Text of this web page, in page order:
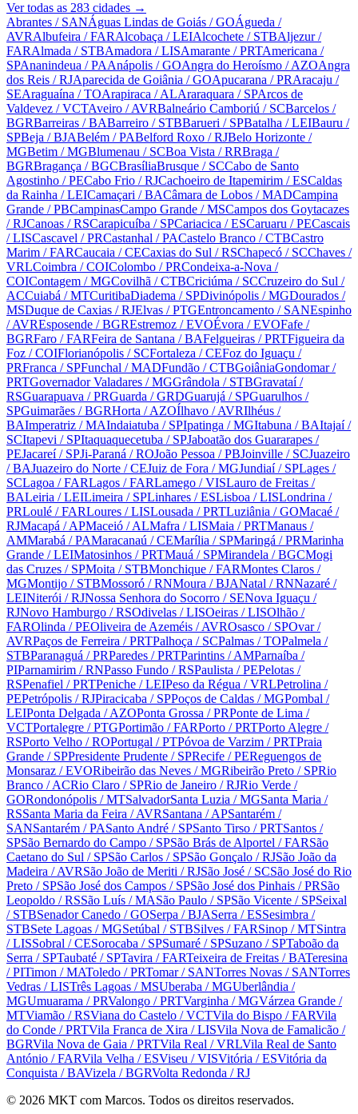
Ver todas as 283 cidades →
Abrantes / SANÁguas Lindas de Goiás / GOÁgueda /
AVRAlbufeira / FARAlcobaça / LEIAlcochete / STBAljezur/
FARAlmada / STBAmadora / LISAmarante / PRTAmericana /
SPAnanindeua / PAAnápolis / GOAngra do Heroísmo / AZOAngra
dos Reis / RJAparecida de Goiânia / GOApucarana / PRAracaju /
SEAraguaína / TOArapiraca / ALAraraquara / SPArcos de
Valdevez / VCTAveiro / AVRBalneário Camboriú / SCBarcelos /
BGRBarreiras / BABarreiro / STBBarueri / SPBatalha / LEIBauru /
SPBeja / BJABelém / PABelford Roxo / RJBelo Horizonte /
MGBetim / MGBlumenau / SCBoa Vista / RRBraga /
BGRBragança / BGCBrasíliaBrusque / SCCabo de Santo
Agostinho / PECabo Frio / RJCachoeiro de Itapemirim / ESCaldas
da Rainha / LEICamaçari / BACâmara de Lobos / MADCampina
Grande / PBCampinasCampo Grande / MSCampos dos Goytacazes
/ RJCanoas / RSCarapicuíba / SPCariacica / ESCaruaru / PECascais
/ LISCascavel / PRCastanhal / PACastelo Branco / CTBCastro
Marim / FARCaucaia / CECaxias do Sul / RSChapecó / SCChaves /
VRLCoimbra / COIColombo / PRCondeixa-a-Nova /
COIContagem / MGCovilhã / CTBCriciúma / SCCruzeiro do Sul /
ACCuiabá / MTCuritibaDiadema / SPDivinópolis / MGDourados /
MSDuque de Caxias / RJElvas / PTGEntroncamento / SANEspinho
/ AVREsposende / BGREstremoz / EVOÉvora / EVOFafe /
BGRFaro / FARFeira de Santana / BAFelgueiras / PRTFigueira da
Foz / COIFlorianópolis / SCFortaleza / CEFoz do Iguaçu /
PRFranca / SPFunchal / MADFundão / CTBGoiâniaGondomar/
PRTGovernador Valadares / MGGrândola / STBGravataí/
RSGuarapuava / PRGuarda / GRDGuarujá / SPGuarulhos /
SPGuimarães / BGRHorta / AZOÍlhavo / AVRIlhéus /
BAImperatriz / MAIndaiatuba / SPIpatinga / MGItabuna / BAItajaí/
SCItapevi / SPItaquaquecetuba / SPJaboatão dos Guararapes /
PEJacareí/ SPJi-Paraná / ROJoão Pessoa / PBJoinville / SCJuazeiro
/ BAJuazeiro do Norte / CEJuiz de Fora / MGJundiaí/ SPLages /
SCLagoa / FARLagos / FARLamego / VISLauro de Freitas /
BALeiria / LEILimeira / SPLinhares / ESLisboa / LISLondrina /
PRLoulé / FARLoures / LISLousada / PRTLuziânia / GOMacaé /
RJMacapá / APMaceió / ALMafra / LISMaia / PRTManaus /
AMMarabá / PAMaracanaú / CEMarília / SPMaringá / PRMarinha
Grande / LEIMatosinhos / PRTMauá / SPMirandela / BGCMogi
das Cruzes / SPMoita / STBMonchique / FARMontes Claros /
MGMontijo / STBMossoró / RNMoura / BJANatal / RNNazaré /
LEINiterói / RJNossa Senhora do Socorro / SENova Iguaçu /
RJNovo Hamburgo / RSOdivelas / LISOeiras / LISOlhão /
FAROlinda / PEOliveira de Azeméis / AVROsasco / SPOvar/
AVRPaços de Ferreira / PRTPalhoça / SCPalmas / TOPalmela /
STBParanaguá / PRParedes / PRTParintins / AMParnaíba /
PIParnamirim / RNPasso Fundo / RSPaulista / PEPelotas /
RSPenafiel / PRTPeniche / LEIPeso da Régua / VRLPetrolina /
PEPetrópolis / RJPiracicaba / SPPoços de Caldas / MGPombal /
LEIPonta Delgada / AZOPonta Grossa / PRPonte de Lima /
VCTPortalegre / PTGPortimão / FARPorto / PRTPorto Alegre /
RSPorto Velho / ROPortugal / PTPóvoa de Varzim / PRTPraia
Grande / SPPresidente Prudente / SPRecife / PEReguengos de
Monsaraz / EVORibeirão das Neves / MGRibeirão Preto / SPRio
Branco / ACRio Claro / SPRio de Janeiro / RJRio Verde /
GORondonópolis / MTSalvadorSanta Luzia / MGSanta Maria /
RSSanta Maria da Feira / AVRSantana / APSantarém /
SANSantarém / PASanto André / SPSanto Tirso / PRTSantos /
SPSão Bernardo do Campo / SPSão Brás de Alportel / FARSão
Caetano do Sul / SPSão Carlos / SPSão Gonçalo / RJSão João da
Madeira / AVRSão João de Meriti / RJSão José / SCSão José do Rio
Preto / SPSão José dos Campos / SPSão José dos Pinhais / PRSão
Leopoldo / RSSão Luís / MASão Paulo / SPSão Vicente / SPSeixal
/ STBSenador Canedo / GOSerpa / BJASerra / ESSesimbra /
STBSete Lagoas / MGSetúbal / STBSilves / FARSinop / MTSintra
/ LISSobral / CESorocaba / SPSumaré / SPSuzano / SPTaboão da
Serra / SPTaubaté / SPTavira / FARTeixeira de Freitas / BATeresina
/ PITimon / MAToledo / PRTomar/ SANTorres Novas / SANTorres
Vedras / LISTrês Lagoas / MSUberaba / MGUberlândia /
MGUmuarama / PRValongo / PRTVarginha / MGVárzea Grande /
MTViamão / RSViana do Castelo / VCTVila do Bispo / FARVila
do Conde / PRTVila Franca de Xira / LISVila Nova de Famalicão /
BGRVila Nova de Gaia / PRTVila Real / VRLVila Real de Santo
António / FARVila Velha / ESViseu / VISVitória / ESVitória da
Conquista / BAVizela / BGRVolta Redonda / RJ
© 2026 MKT com Marcos. Todos os direitos reservados.